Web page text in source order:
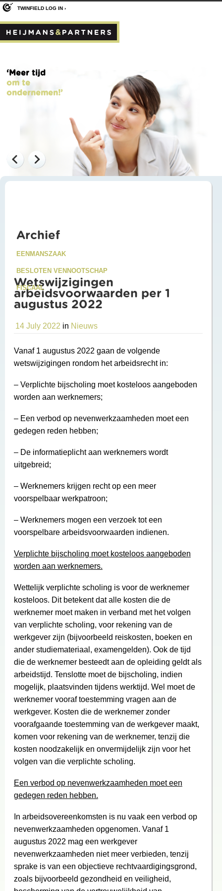
‘Meer tijd
om te
ondernemen!’
TWINFIELD LOG IN ›
Archief
EENMANSZAAK
BESLOTEN VENNOOTSCHAP
FISCAAL
Wetswijzigingen
arbeidsvoorwaarden per 1
augustus 2022
14 July 2022 in Nieuws
Vanaf 1 augustus 2022 gaan de volgende
wetswijzigingen rondom het arbeidsrecht in:
– Verplichte bijscholing moet kosteloos aangeboden
worden aan werknemers;
– Een verbod op nevenwerkzaamheden moet een
gedegen reden hebben;
– De informatieplicht aan werknemers wordt
uitgebreid;
– Werknemers krijgen recht op een meer
voorspelbaar werkpatroon;
– Werknemers mogen een verzoek tot een
voorspelbare arbeidsvoorwaarden indienen.
Verplichte bijscholing moet kosteloos aangeboden
worden aan werknemers.
Wettelijk verplichte scholing is voor de werknemer
kosteloos. Dit betekent dat alle kosten die de
werknemer moet maken in verband met het volgen
van verplichte scholing, voor rekening van de
werkgever zijn (bijvoorbeeld reiskosten, boeken en
ander studiemateriaal, examengelden). Ook de tijd
die de werknemer besteedt aan de opleiding geldt als
arbeidstijd. Tenslotte moet de bijscholing, indien
mogelijk, plaatsvinden tijdens werktijd. Wel moet de
werknemer vooraf toestemming vragen aan de
werkgever. Kosten die de werknemer zonder
voorafgaande toestemming van de werkgever maakt,
komen voor rekening van de werknemer, tenzij die
kosten noodzakelijk en onvermijdelijk zijn voor het
volgen van die verplichte scholing.
Een verbod op nevenwerkzaamheden moet een
gedegen reden hebben.
In arbeidsovereenkomsten is nu vaak een verbod op
nevenwerkzaamheden opgenomen. Vanaf 1
augustus 2022 mag een werkgever
nevenwerkzaamheden niet meer verbieden, tenzij
sprake is van een objectieve rechtvaardigingsgrond,
zoals bijvoorbeeld gezondheid en veiligheid,